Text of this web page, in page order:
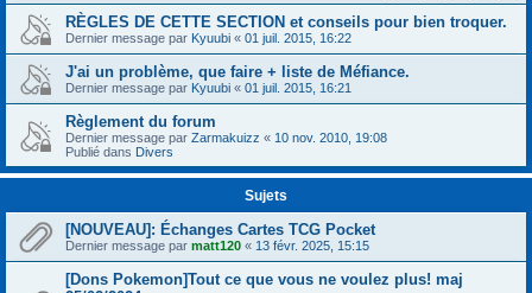
RÈGLES DE CETTE SECTION et conseils pour bien troquer.
Dernier message par Kyuubi « 01 juil. 2015, 16:22
J'ai un problème, que faire + liste de Méfiance.
Dernier message par Kyuubi « 01 juil. 2015, 16:21
Règlement du forum
Dernier message par Zarmakuizz « 10 nov. 2010, 19:08
Publié dans Divers
Sujets
[NOUVEAU]: Échanges Cartes TCG Pocket
Dernier message par matt120 « 13 févr. 2025, 15:15
[Dons Pokemon]Tout ce que vous ne voulez plus! maj